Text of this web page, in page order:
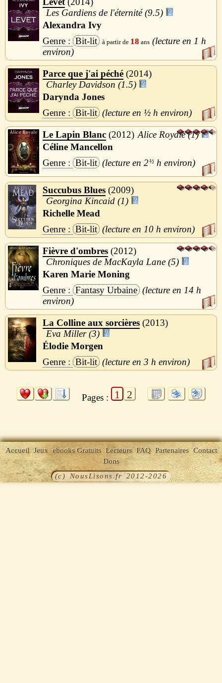
Les Gardiens de l'éternité (9.5)
Alexandra Ivy
Bit-lit
18 1 h
Parce que j'ai péché 2014
Charley Davidson (1.5)
Darynda Jones
Bit-lit
½ h
Le Lapin Blanc 2012
Alice Royale (1)
Céline Mancellon
Bit-lit
2½ h
Succubus Blues 2009
Georgina Kincaid (1)
Richelle Mead
Bit-lit
10 h
Fièvre d'ombres 2012
Chroniques de MacKayla Lane (5)
Karen Marie Moning
Fantasy Urbaine
14 h
La Colline aux sorcières 2013
Eva Miller (3)
Élodie Morgen
Bit-lit
3 h
Pages : 1 2
Accueil Jeux ebooks Gratuits Lecteurs FAQ Partenaires Contact
Dons
(c) NousLisons.fr 2012-2026